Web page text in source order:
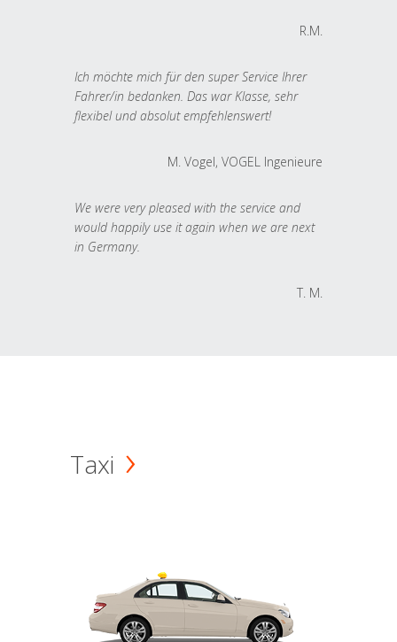
R.M.
Ich möchte mich für den super Service Ihrer
Fahrer/in bedanken. Das war Klasse, sehr
flexibel und absolut empfehlenswert!
M. Vogel, VOGEL Ingenieure
We were very pleased with the service and
would happily use it again when we are next
in Germany.
T. M.
Taxi